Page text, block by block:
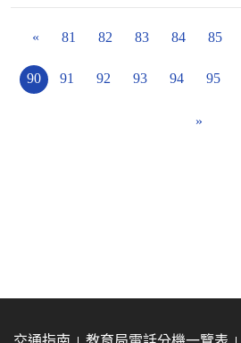
« 81 82 83 84 85
90 91 92 93 94 95
»